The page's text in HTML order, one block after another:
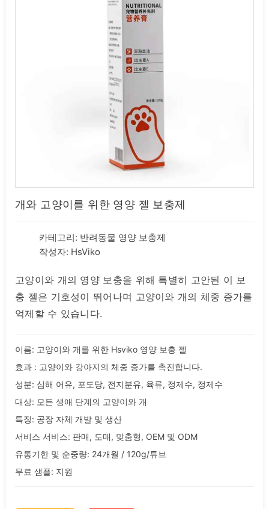
개와 고양이를 위한 영양 젤 보충제
카테고리: 반려동물 영양 보충제
작성자: HsViko
고양이와 개의 영양 보충을 위해 특별히 고안된 이 보
충 젤은 기호성이 뛰어나며 고양이와 개의 체중 증가를
억제할 수 있습니다.
이름: 고양이와 개를 위한 Hsviko 영양 보충 젤
효과 : 고양이와 강아지의 체중 증가를 촉진합니다.
성분: 심해 어유, 포도당, 전지분유, 육류, 정제수, 정제수
대상: 모든 생애 단계의 고양이와 개
특징: 공장 자체 개발 및 생산
서비스 서비스: 판매, 도매, 맞춤형, OEM 및 ODM
유통기한 및 순중량: 24개월 / 120g/튜브
무료 샘플: 지원